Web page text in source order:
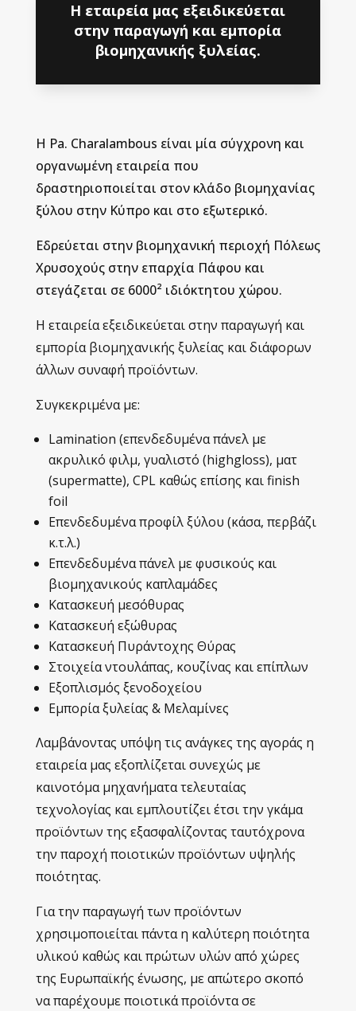
Η εταιρεία μας εξειδικεύεται
στην παραγωγή και εμπορία
βιομηχανικής ξυλείας.
Η Pa. Charalambous είναι μία σύγχρονη και
οργανωμένη εταιρεία που
δραστηριοποιείται στον κλάδο βιομηχανίας
ξύλου στην Κύπρο και στο εξωτερικό.
Εδρεύεται στην βιομηχανική περιοχή Πόλεως
Χρυσοχούς στην επαρχία Πάφου και
στεγάζεται σε 6000² ιδιόκτητου χώρου.
Η εταιρεία εξειδικεύεται στην παραγωγή και
εμπορία βιομηχανικής ξυλείας και διάφορων
άλλων συναφή προϊόντων.
Συγκεκριμένα με:
Lamination (επενδεδυμένα πάνελ με
ακρυλικό φιλμ, γυαλιστό (highgloss), ματ
(supermatte), CPL καθώς επίσης και finish
foil
Επενδεδυμένα προφίλ ξύλου (κάσα, περβάζι
κ.τ.λ.)
Επενδεδυμένα πάνελ με φυσικούς και
βιομηχανικούς καπλαμάδες
Κατασκευή μεσόθυρας
Κατασκευή εξώθυρας
Κατασκευή Πυράντοχης Θύρας
Στοιχεία ντουλάπας, κουζίνας και επίπλων
Εξοπλισμός ξενοδοχείου
Εμπορία ξυλείας & Μελαμίνες
Λαμβάνοντας υπόψη τις ανάγκες της αγοράς η
εταιρεία μας εξοπλίζεται συνεχώς με
καινοτόμα μηχανήματα τελευταίας
τεχνολογίας και εμπλουτίζει έτσι την γκάμα
προϊόντων της εξασφαλίζοντας ταυτόχρονα
την παροχή ποιοτικών προϊόντων υψηλής
ποιότητας.
Για την παραγωγή των προϊόντων
χρησιμοποιείται πάντα η καλύτερη ποιότητα
υλικού καθώς και πρώτων υλών από χώρες
της Ευρωπαϊκής ένωσης, με απώτερο σκοπό
να παρέχουμε ποιοτικά προϊόντα σε